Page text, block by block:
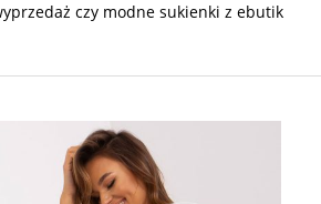
czy modne sukienki z ebutik